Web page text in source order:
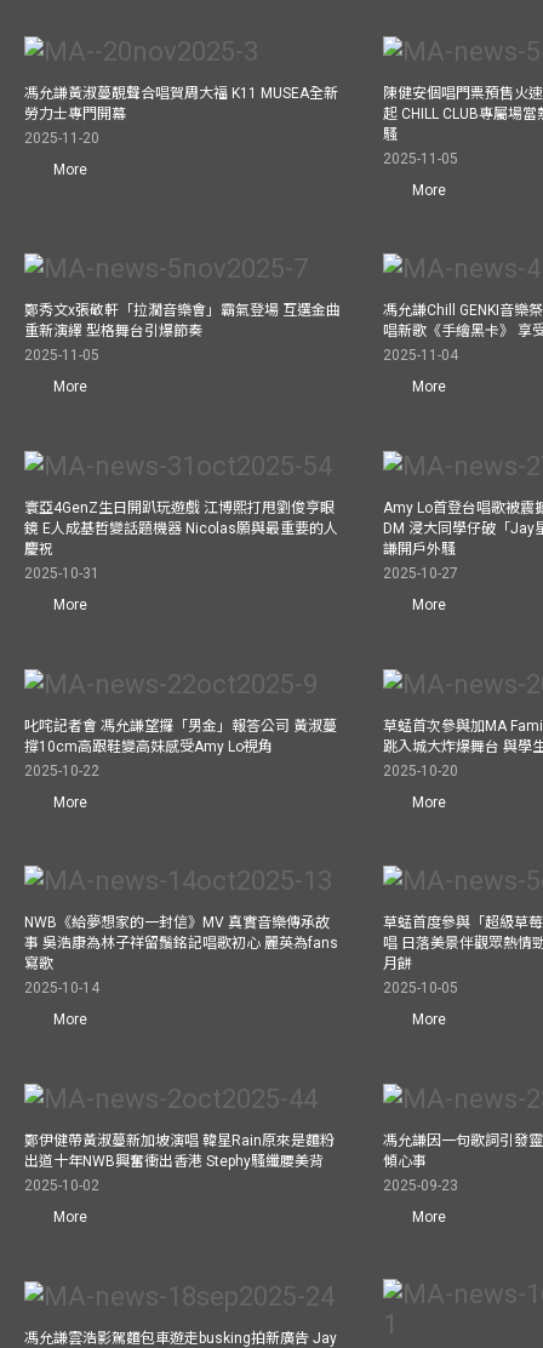
馮允謙黃淑蔓靚聲合唱賀周大福 K11 MUSEA全新
勞力士專門開幕
2025-11-20
More
陳健安個唱門票預售火
起 CHILL CLUB專屬場
騷
2025-11-05
More
鄭秀文x張敬軒「拉濶音樂會」霸氣登場 互選金曲
重新演繹 型格舞台引爆節奏
2025-11-05
More
馮允謙Chill GENKI音樂
唱新歌《手繪黑卡》 享
2025-11-04
More
寰亞4GenZ生日開趴玩遊戲 江博熙打甩劉俊亨眼
鏡 E人成基哲變話題機器 Nicolas願與最重要的人
慶祝
2025-10-31
More
Amy Lo首登台唱歌被震
DM 浸大同學仔破「Jay
謙開戶外騷
2025-10-27
More
叱咤記者會 馮允謙望攞「男金」報答公司 黃淑蔓
撐10cm高跟鞋變高妹感受Amy Lo視角
2025-10-22
More
草蜢首次參與加MA
跳入城大炸爆舞台 與學
2025-10-20
More
NWB《給夢想家的一封信》MV 真實音樂傳承故
事 吳浩康為林子祥留鬚銘記唱歌初心 麗英為fans
寫歌
2025-10-14
More
草蜢首度參與「超級草
唱 日落美景伴觀眾熱情
月餅
2025-10-05
More
鄭伊健帶黃淑蔓新加坡演唱 韓星Rain原來是麵粉
出道十年NWB興奮衝出香港 Stephy騷纖腰美背
2025-10-02
More
馮允謙因一句歌詞引發
傾心事
2025-09-23
More
馮允謙雲浩影駕麵包車遊走busking拍新廣告 Jay